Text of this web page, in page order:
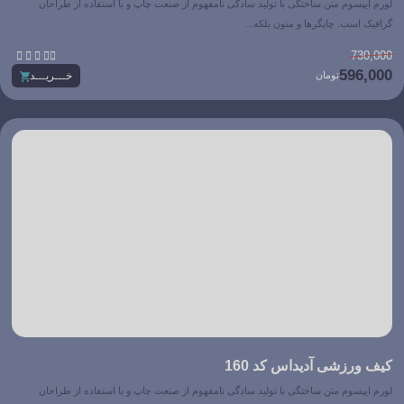
لورم ایپسوم متن ساختگی با تولید سادگی نامفهوم از صنعت چاپ و با استفاده از طراحان
گرافیک است. چاپگرها و متون بلکه...
730,000
596,000تومان
   
خـــریـــد
کیف ورزشی آدیداس کد 160
لورم ایپسوم متن ساختگی با تولید سادگی نامفهوم از صنعت چاپ و با استفاده از طراحان